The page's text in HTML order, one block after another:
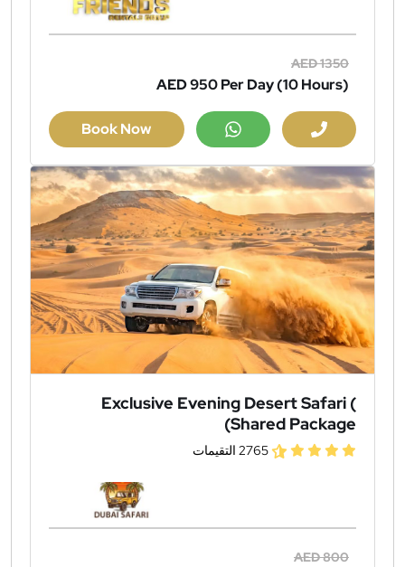
AED 1350
AED 950Per Day (10 Hours)
Book Now
Exclusive Evening Desert Safari (
Shared Package)
2765 التقيمات
AED 800